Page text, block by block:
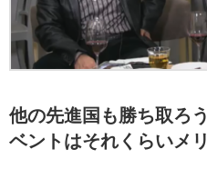
他の先進国も勝ち取ろ
ベントはそれくらいメ